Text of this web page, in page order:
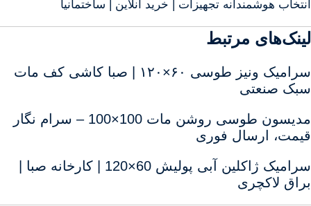
انتخاب هوشمندانه تجهیزات | خرید آنلاین | ساختمانیا
لینک‌های مرتبط
سرامیک ونیز طوسی ۶۰×۱۲۰ | صبا کاشی کف مات
سبک صنعتی
مدیسون طوسی روشن مات 100×100 – سرام نگار
قیمت، ارسال فوری
سرامیک ژاکلین آبی پولیش 60×120 | کارخانه صبا |
براق لاکچری